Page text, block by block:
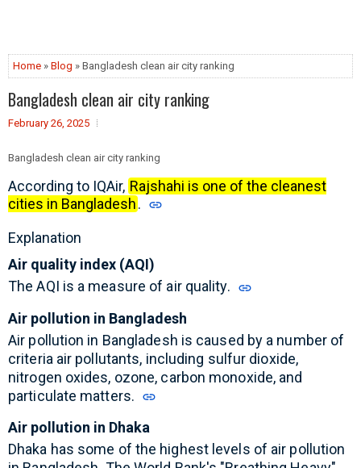
Home » Blog » Bangladesh clean air city ranking
Bangladesh clean air city ranking
February 26, 2025
Bangladesh clean air city ranking
According to IQAir, Rajshahi is one of the cleanest
cities in Bangladesh.
Explanation
Air quality index (AQI)
The AQI is a measure of air quality.
Air pollution in Bangladesh
Air pollution in Bangladesh is caused by a number of
criteria air pollutants, including sulfur dioxide,
nitrogen oxides, ozone, carbon monoxide, and
particulate matters.
Air pollution in Dhaka
Dhaka has some of the highest levels of air pollution